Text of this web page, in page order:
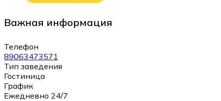
Важная информация
Телефон
89063473571
Тип заведения
Гостиница
График
Ежедневно 24/7